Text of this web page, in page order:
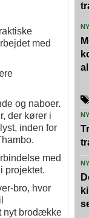
med
og naboer.
der kører i
inden for
med
projektet.
bro, hvor
nyt brodække